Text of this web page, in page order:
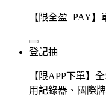
【限全盈+PAY】
登記抽
【限APP下單】
用記錄器、國際